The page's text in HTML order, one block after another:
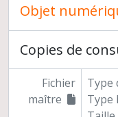
Objet
Copies de
Fichier
maître
Type
Type